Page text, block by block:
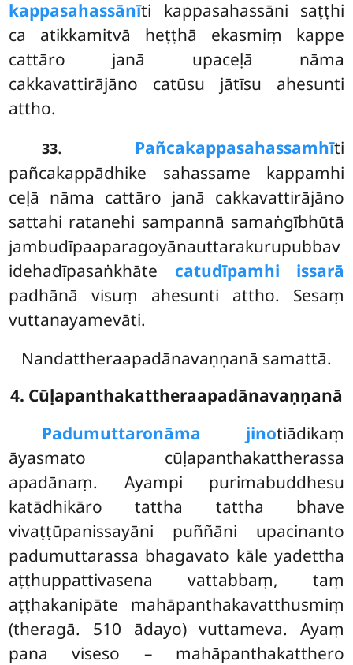
kappasahassānīti kappasahassāni saṭṭhi
ca atikkamitvā heṭṭhā ekasmiṃ kappe
cattāro janā upaceḷā nāma
cakkavattirājāno catūsu jātīsu ahesunti
attho.
33. Pañcakappasahassamhīti
pañcakappādhike sahassame kappamhi
ceḷā nāma cattāro janā cakkavattirājāno
sattahi ratanehi sampannā samaṅgībhūtā
jambudīpaaparagoyānauttarakurupubbav
idehadīpasaṅkhāte catudīpamhi issarā
padhānā visuṃ ahesunti attho. Sesaṃ
vuttanayamevāti.
Nandattheraapadānavaṇṇanā samattā.
4. Cūḷapanthakattheraapadānavaṇṇanā
Padumuttaronāma jinotiādikaṃ
āyasmato cūḷapanthakattherassa
apadānaṃ. Ayampi purimabuddhesu
katādhikāro tattha tattha bhave
vivaṭṭūpanissayāni puññāni upacinanto
padumuttarassa bhagavato kāle yadettha
aṭṭhuppattivasena vattabbaṃ, taṃ
aṭṭhakanipāte mahāpanthakavatthusmiṃ
(theragā. 510 ādayo) vuttameva. Ayaṃ
pana viseso – mahāpanthakatthero